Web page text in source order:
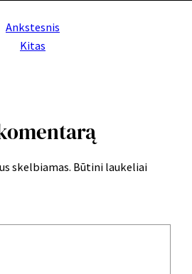
Ankstesnis
Kitas
skelbiamas. Būtini laukeliai